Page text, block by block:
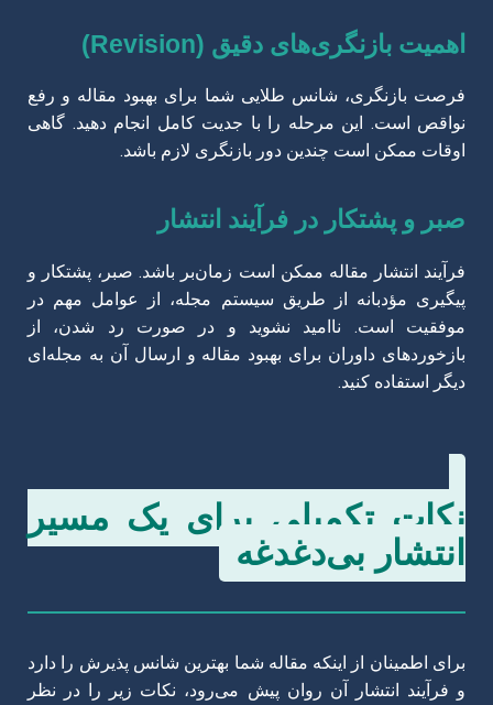
اهمیت بازنگری‌های دقیق (Revision)
فرصت بازنگری، شانس طلایی شما برای بهبود مقاله و رفع
نواقص است. این مرحله را با جدیت کامل انجام دهید. گاهی
اوقات ممکن است چندین دور بازنگری لازم باشد.
صبر و پشتکار در فرآیند انتشار
فرآیند انتشار مقاله ممکن است زمان‌بر باشد. صبر، پشتکار و
پیگیری مؤدبانه از طریق سیستم مجله، از عوامل مهم در
موفقیت است. ناامید نشوید و در صورت رد شدن، از
بازخوردهای داوران برای بهبود مقاله و ارسال آن به مجله‌ای
دیگر استفاده کنید.
نکات تکمیلی برای یک مسیر
انتشار بی‌دغدغه
برای اطمینان از اینکه مقاله شما بهترین شانس پذیرش را دارد
و فرآیند انتشار آن روان پیش می‌رود، نکات زیر را در نظر